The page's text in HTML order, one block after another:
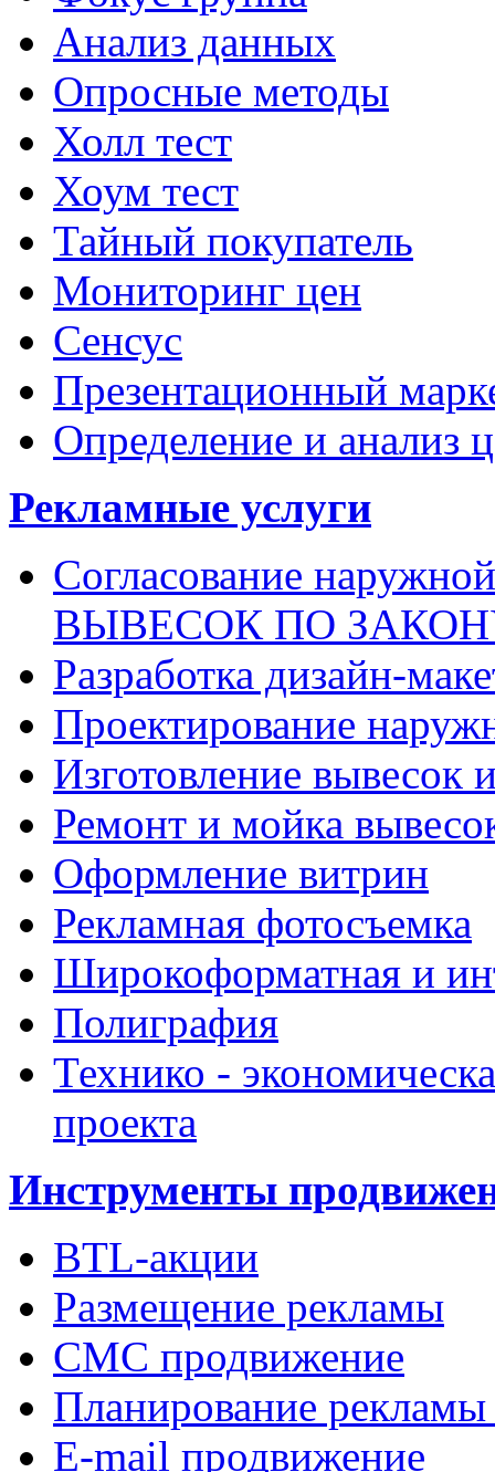
Анализ данных
Опросные методы
Холл тест
Хоум тест
Тайный покупатель
Мониторинг цен
Сенсус
Презентационный
Определение и анализ
Рекламные услуги
Согласование
ВЫВЕСОК ПО
Разработка дизайн-
Проектирование
Изготовление вывесок
Ремонт и мойка
Оформление витрин
Рекламная фотосъемка
Широкоформатная и
Полиграфия
Технико -
проекта
Инструменты
BTL-акции
Размещение рекламы
СМС продвижение
Планирование
E-mail продвижение